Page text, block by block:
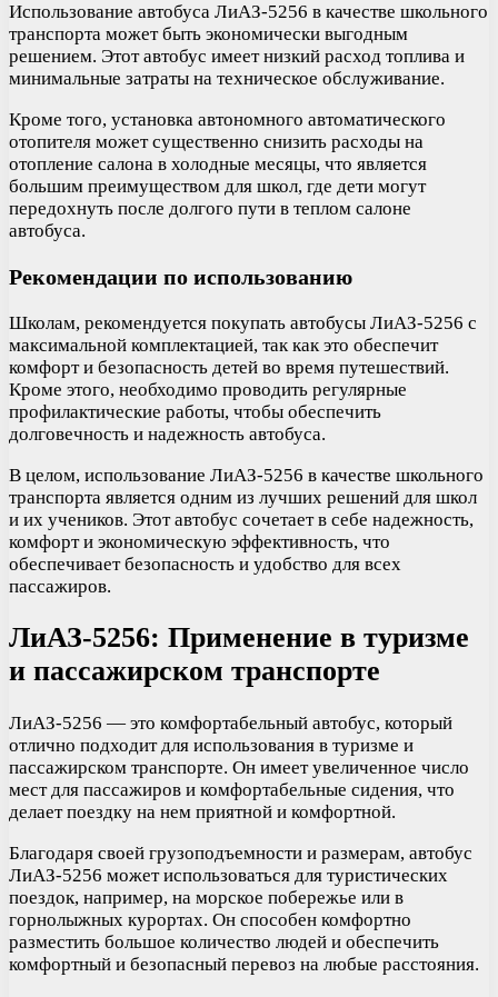
Использование автобуса ЛиАЗ-5256 в качестве школьного
транспорта может быть экономически выгодным
решением. Этот автобус имеет низкий расход топлива и
минимальные затраты на техническое обслуживание.
Кроме того, установка автономного автоматического
отопителя может существенно снизить расходы на
отопление салона в холодные месяцы, что является
большим преимуществом для школ, где дети могут
передохнуть после долгого пути в теплом салоне
автобуса.
Рекомендации по использованию
Школам, рекомендуется покупать автобусы ЛиАЗ-5256 с
максимальной комплектацией, так как это обеспечит
комфорт и безопасность детей во время путешествий.
Кроме этого, необходимо проводить регулярные
профилактические работы, чтобы обеспечить
долговечность и надежность автобуса.
В целом, использование ЛиАЗ-5256 в качестве школьного
транспорта является одним из лучших решений для школ
и их учеников. Этот автобус сочетает в себе надежность,
комфорт и экономическую эффективность, что
обеспечивает безопасность и удобство для всех
пассажиров.
ЛиАЗ-5256: Применение в туризме
и пассажирском транспорте
ЛиАЗ-5256 — это комфортабельный автобус, который
отлично подходит для использования в туризме и
пассажирском транспорте. Он имеет увеличенное число
мест для пассажиров и комфортабельные сидения, что
делает поездку на нем приятной и комфортной.
Благодаря своей грузоподъемности и размерам, автобус
ЛиАЗ-5256 может использоваться для туристических
поездок, например, на морское побережье или в
горнолыжных курортах. Он способен комфортно
разместить большое количество людей и обеспечить
комфортный и безопасный перевоз на любые расстояния.